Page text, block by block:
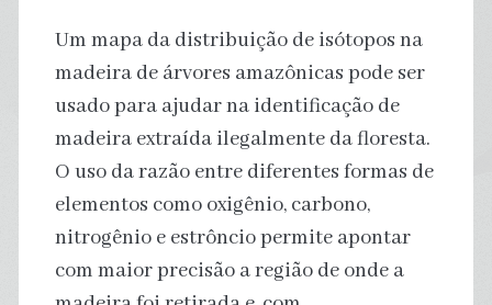
um
animal
para
outro
Um mapa da distribuição de isótopos na
madeira de árvores amazônicas pode ser
usado para ajudar na identificação de
madeira extraída ilegalmente da floresta.
O uso da razão entre diferentes formas de
elementos como oxigênio, carbono,
nitrogênio e estrôncio permite apontar
com maior precisão a região de onde a